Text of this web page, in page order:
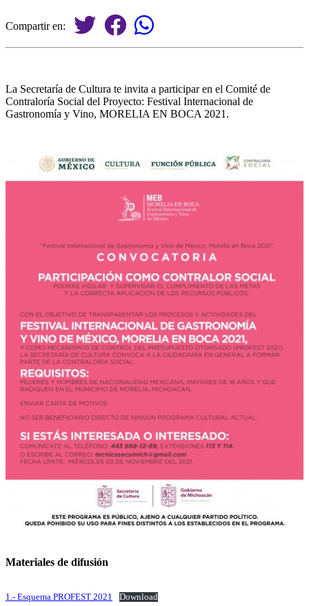
Compartir en:
La Secretaría de Cultura te invita a participar en el Comité de
Contraloría Social del Proyecto: Festival Internacional de
Gastronomía y Vino, MORELIA EN BOCA 2021.
Materiales de difusión
1.- Esquema PROFEST 2021 Download